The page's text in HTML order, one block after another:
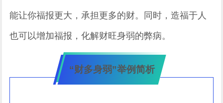
能让你福报更大，承担更多的财。同时，造福于人
也可以增加福报，化解财旺身弱的弊病。
“财多身弱”举例简析